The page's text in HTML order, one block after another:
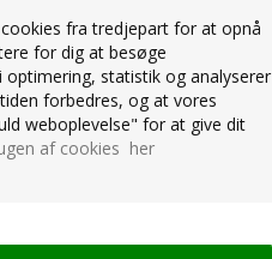
fra tredjepart for at opnå
for dig at besøge
statistik og analyserer
forbedres, og at vores
weboplevelse" for at give dit
af cookies her
STØRRELSESGUIDE
OS